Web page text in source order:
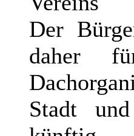
Der
daher
Stadt